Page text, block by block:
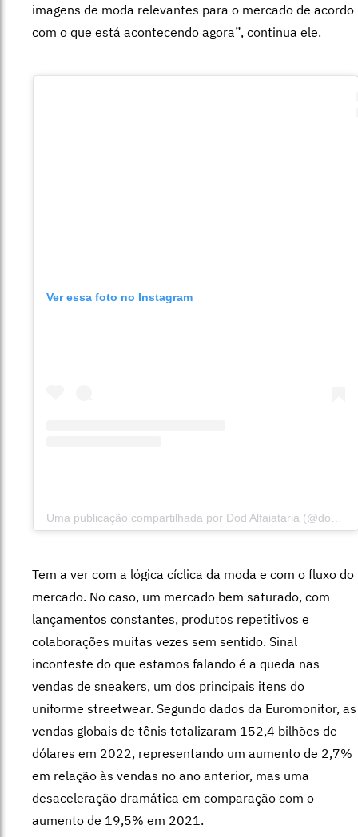
imagens de moda relevantes para o mercado de acordo
com o que está acontecendo agora”, continua ele.
Ver essa foto no Instagram
Uma publicação compartilhada por Dod Alfaiataria (@dodalfaiataria)
Tem a ver com a lógica cíclica da moda e com o fluxo do
mercado. No caso, um mercado bem saturado, com
lançamentos constantes, produtos repetitivos e
colaborações muitas vezes sem sentido. Sinal
inconteste do que estamos falando é a queda nas
vendas de sneakers, um dos principais itens do
uniforme streetwear. Segundo dados da Euromonitor, as
vendas globais de tênis totalizaram 152,4 bilhões de
dólares em 2022, representando um aumento de 2,7%
em relação às vendas no ano anterior, mas uma
desaceleração dramática em comparação com o
aumento de 19,5% em 2021.